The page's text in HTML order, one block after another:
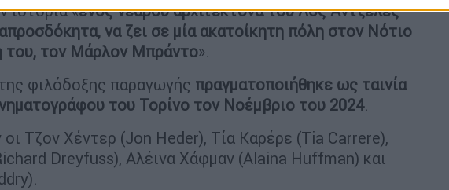
ιστορία «ενός νεαρού αρχιτέκτονα του Λος Άντζελες
να ζει σε μία ακατοίκητη πόλη στον Νότιο
του, τον Μάρλον Μπράντο».
φιλόδοξης παραγωγής πραγματοποιήθηκε ως ταινία
του Τορίνο τον Νοέμβριο του 2024.
Τζον Χέντερ (Jon Heder), Τία Καρέρε (Tia Carrere),
Dreyfuss), Αλέινα Χάφμαν (Alaina Huffman) και